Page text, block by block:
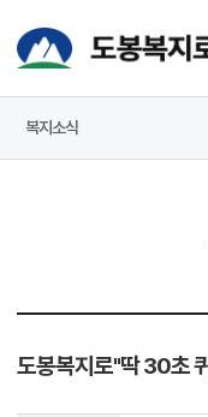
복지소식
도봉복지로"딱 30초